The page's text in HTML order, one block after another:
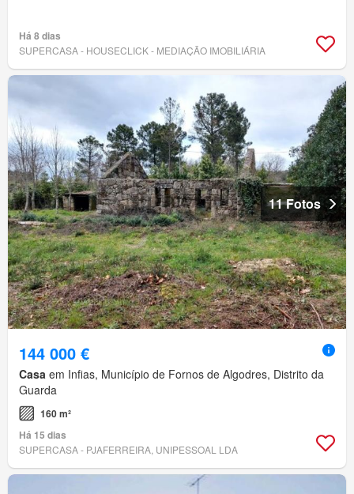
Há 8 dias
SUPERCASA - HOUSECLICK - MEDIAÇÃO IMOBILIÁRIA
11 Fotos
144 000 €
Casa em Infias, Município de Fornos de Algodres, Distrito da
Guarda
160 m²
Há 15 dias
SUPERCASA - PJAFERREIRA, UNIPESSOAL LDA